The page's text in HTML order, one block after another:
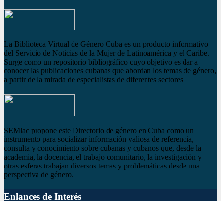
La Biblioteca Virtual de Género Cuba es un producto informativo
del Servicio de Noticias de la Mujer de Latinoamérica y el Caribe.
Surge como un repositorio bibliográfico cuyo objetivo es dar a
conocer las publicaciones cubanas que abordan los temas de género,
a partir de la mirada de especialistas de diferentes sectores.
SEMlac propone este Directorio de género en Cuba como un
instrumento para socializar información valiosa de referencia,
consulta y conocimiento sobre cubanas y cubanos que, desde la
academia, la docencia, el trabajo comunitario, la investigación y
otras esferas trabajan diversos temas y problemáticas desde una
perspectiva de género.
Enlances de Interés